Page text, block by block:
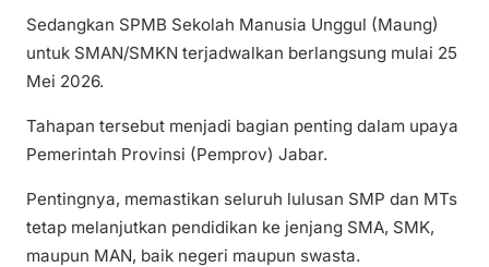
Sedangkan SPMB Sekolah Manusia Unggul (Maung)
untuk SMAN/SMKN terjadwalkan berlangsung mulai 25
Mei 2026.
Tahapan tersebut menjadi bagian penting dalam upaya
Pemerintah Provinsi (Pemprov) Jabar.
Pentingnya, memastikan seluruh lulusan SMP dan MTs
tetap melanjutkan pendidikan ke jenjang SMA, SMK,
maupun MAN, baik negeri maupun swasta.